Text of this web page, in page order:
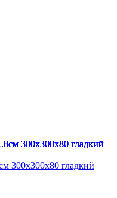
300х300х80 гладкий